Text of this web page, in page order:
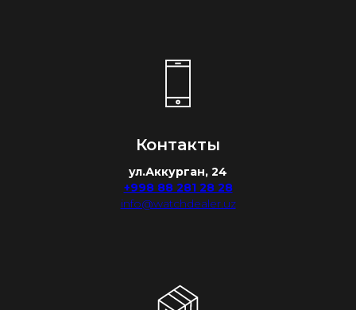
Контакты
ул.Аккурган, 24
+998 88 281 28 28
info@watchdealer.uz